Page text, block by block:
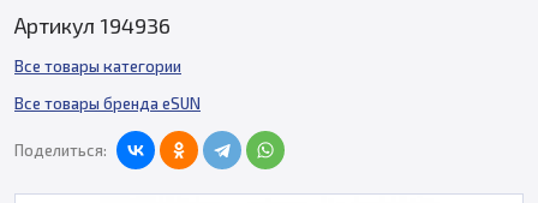
Артикул 194936
Все товары категории
Все товары бренда eSUN
Поделиться: